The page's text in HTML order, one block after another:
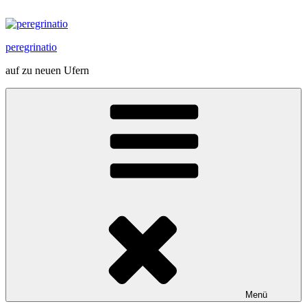
Inhalt
peregrinatio
auf zu neuen Ufern
Menü